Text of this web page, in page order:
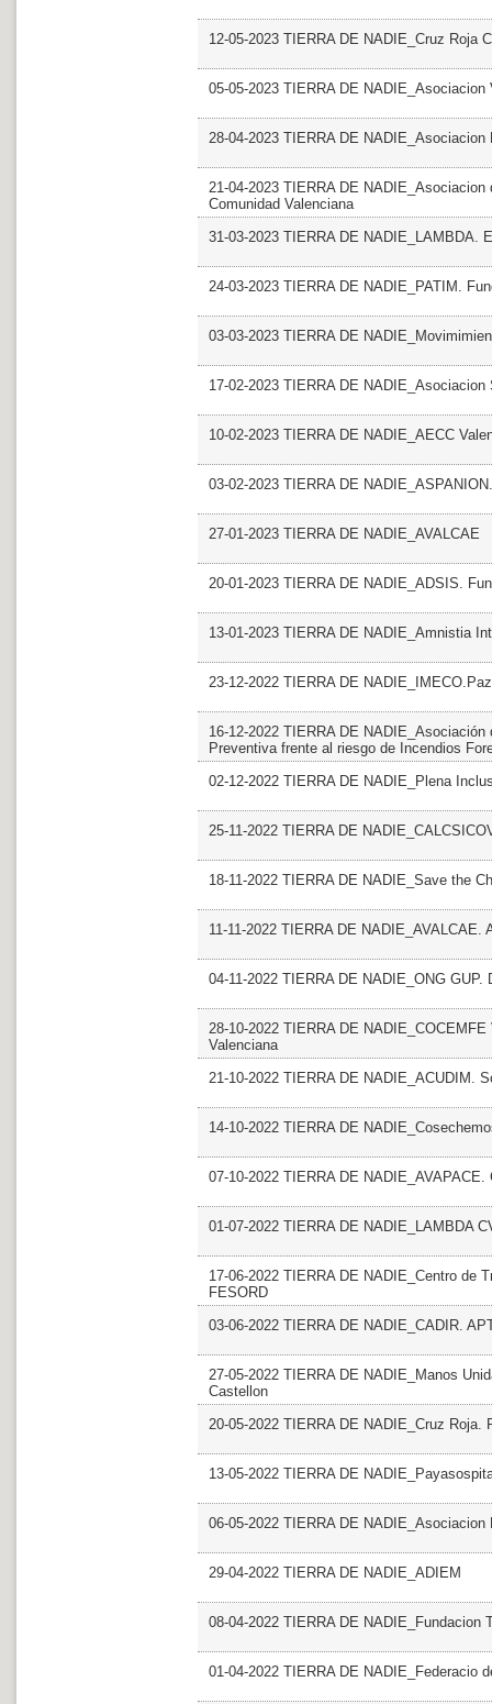
12-05-2023 TIERRA DE NADIE_Cruz Roja
05-05-2023 TIERRA DE
28-04-2023 TIERRA DE
21-04-2023 TIERRA DE
Comunidad Valenciana
31-03-2023 TIERRA DE NADIE_LAMBDA.
24-03-2023 TIERRA DE NADIE_PATIM.
03-03-2023 TIERRA DE
17-02-2023 TIERRA DE
10-02-2023 TIERRA DE NADIE_AECC
03-02-2023 TIERRA DE
27-01-2023 TIERRA DE NADIE_AVALCAE
20-01-2023 TIERRA DE NADIE_ADSIS.
13-01-2023 TIERRA DE NADIE_Amnistia
23-12-2022 TIERRA DE
16-12-2022 TIERRA DE
Preventiva frente al riesgo de Incendios
02-12-2022 TIERRA DE NADIE_Plena
25-11-2022 TIERRA DE
18-11-2022 TIERRA DE NADIE_Save the
11-11-2022 TIERRA DE NADIE_AVALCAE.
04-11-2022 TIERRA DE NADIE_ONG GUP.
28-10-2022 TIERRA DE
Valenciana
21-10-2022 TIERRA DE NADIE_ACUDIM.
14-10-2022 TIERRA DE
07-10-2022 TIERRA DE
01-07-2022 TIERRA DE NADIE_LAMBDA
17-06-2022 TIERRA DE NADIE_Centro de
FESORD
03-06-2022 TIERRA DE NADIE_CADIR.
27-05-2022 TIERRA DE NADIE_Manos
Castellon
20-05-2022 TIERRA DE NADIE_Cruz
13-05-2022 TIERRA DE
06-05-2022 TIERRA DE NADIE_Asociacion
29-04-2022 TIERRA DE NADIE_ADIEM
08-04-2022 TIERRA DE NADIE_Fundacion
01-04-2022 TIERRA DE NADIE_Federacio